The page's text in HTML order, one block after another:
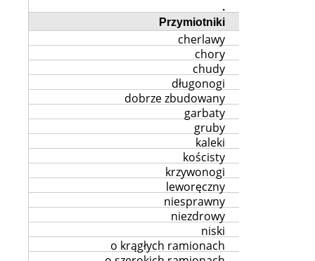
.
Przymiotniki
cherlawy
chory
chudy
długonogi
dobrze zbudowany
garbaty
gruby
kaleki
kościsty
krzywonogi
leworęczny
niesprawny
niezdrowy
niski
o krągłych ramionach